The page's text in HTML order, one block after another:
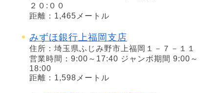
２０:００
距離：1,465メートル
みずほ銀行上福岡支店
住所：埼玉県ふじみ野市上福岡１－７－１１
営業時間：9:00～17:40 ジャンボ期間 9:00～
18:00
距離：1,598メートル